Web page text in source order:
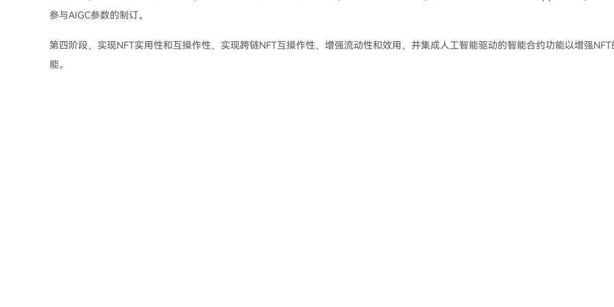
参与AIGC参数的制订。
第四阶段，实现NFT实用性和互操作性，实现跨链NFT互操作性，增强流动性和效用，并集成人工智能驱动的智能合约功能以增强NFT
能。